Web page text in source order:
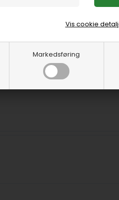
Markedsføring
Vis cookie